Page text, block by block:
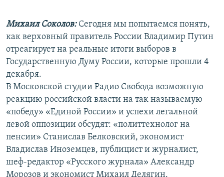
Михаил Соколов:Сегодня мы попытаемся понять,
как верховный правитель России Владимир Путин
отреагирует на реальные итоги выборов в
Государственную Думу России, которые прошли 4
декабря.
В Московской студии Радио Свобода возможную
реакцию российской власти на так называемую
«победу» «Единой России» и успехи легальной
левой оппозиции обсудят: «политтехнолог на
пенсии» Станислав Белковский, экономист
Владислав Иноземцев, публицист и журналист,
шеф-редактор «Русского журнала» Александр
Морозов и экономист Михаил Делягин.